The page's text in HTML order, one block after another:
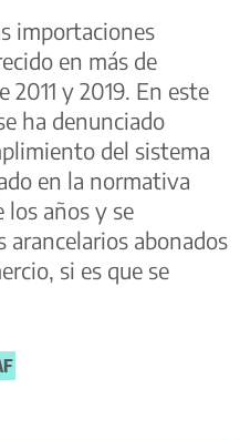
importaciones
en más de
y 2019. En este
ha denunciado
del sistema
en la normativa
los años y se
arancelarios abonados
si es que se